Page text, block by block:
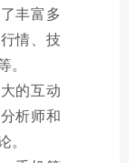
丰富多
情、技
的互动
析师和